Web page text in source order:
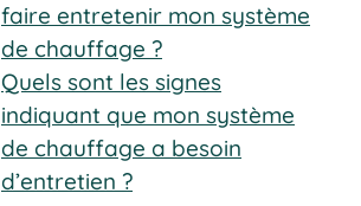
faire entretenir mon système
de chauffage ?
Quels sont les signes
indiquant que mon système
de chauffage a besoin
d’entretien ?